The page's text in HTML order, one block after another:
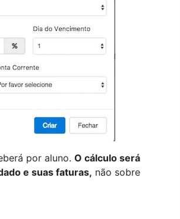
por aluno. O cálculo será
e suas faturas, não sobre